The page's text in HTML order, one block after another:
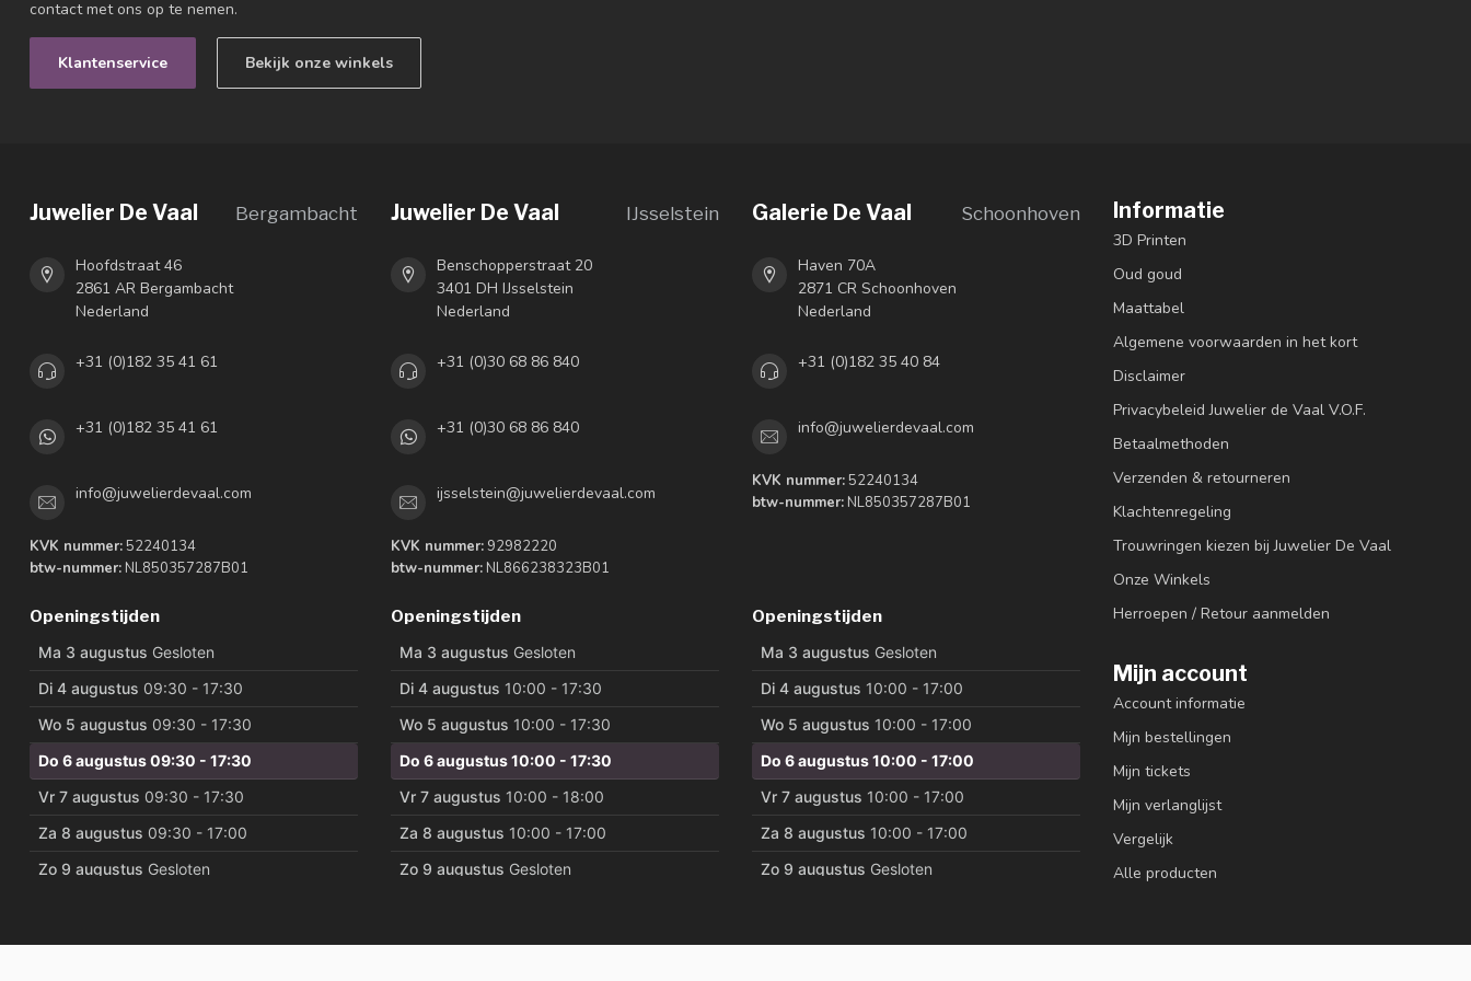
contact met ons op te nemen.
Klantenservice Bekijk onze winkels
Juwelier De Vaal Bergambacht
Hoofdstraat 46
2861 AR Bergambacht
Nederland
+31 (0)182 35 41 61
+31 (0)182 35 41 61
info@juwelierdevaal.com
KVK nummer: 52240134
btw-nummer: NL850357287B01
Openingstijden
Juwelier De Vaal IJsselstein
Benschopperstraat 20
3401 DH IJsselstein
Nederland
+31 (0)30 68 86 840
+31 (0)30 68 86 840
ijsselstein@juwelierdevaal.com
KVK nummer:92982220
btw-nummer: NL866238323B01
Openingstijden
Galerie De Vaal Schoonhoven
Haven 70A
2871 CR Schoonhoven
Nederland
+31 (0)182 35 40 84
info@juwelierdevaal.com
KVK nummer: 52240134
btw-nummer: NL850357287B01
Openingstijden
Informatie
3D Printen
Oud goud
Maattabel
Algemene voorwaarden in het kort
Disclaimer
Privacybeleid Juwelier de Vaal V.O.F.
Betaalmethoden
Verzenden & retourneren
Klachtenregeling
Trouwringen kiezen bij Juwelier De Vaal
Onze Winkels
Herroepen / Retour aanmelden
Mijn account
Account informatie
Mijn bestellingen
Mijn tickets
Mijn verlanglijst
Vergelijk
Alle producten